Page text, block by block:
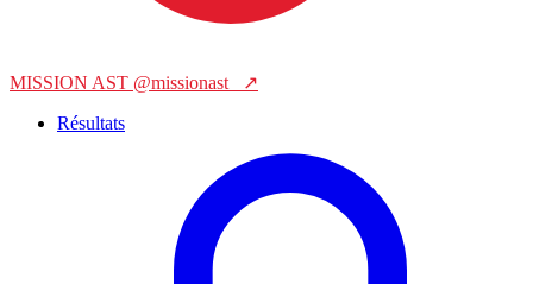
MISSION AST @missionast_
↗
Résultats